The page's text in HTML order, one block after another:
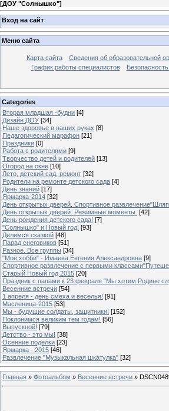
[ДОУ "Солнышко"]
Вход на сайт
Меню сайта
Карта сайта Сведения об образовательной
График работы специалистов
Categories
Вторая младшая -будни [4]
Дизайн ДОУ [34]
Наше здоровье в наших руках [8]
Педагогический марафон [21]
Праздники [0]
Работа с родителями [9]
Творчество детей и родителей [13]
Огород на окне [10]
Лето, детский сад, ремонт [32]
Родители на ремонте детского сада [4]
День знаний [17]
Ярмарка-2014 [32]
День открытых дверей. Спортивное
День открытых дверей. Режимные моменты. [42]
День рождения детского сада! [7]
"Солнышко" и Новый год! [93]
Делимся сказкой [48]
Парад снеговиков [51]
Разное. Все группы [34]
"Моё хобби" - Имаева Евгения Александровна [9]
Спортивное развлечение с первыми
Старый Новый год 2015 [20]
Праздник с папами к 23 февраля "Мы хотим Родине
Весенние встречи [54]
1 апреля - день смеха и веселья! [91]
Масленица-2015 [53]
Мы - будущие солдаты, защитники! [152]
Поклонимся великим тем годам! [56]
Выпускной! [79]
Детство - это мы! [38]
Осенние поделки [23]
Ярмарка - 2015 [46]
Развлечение "Музыкальная шкатулка" [32]
Главная » Фотоальбом » Весенние встречи »